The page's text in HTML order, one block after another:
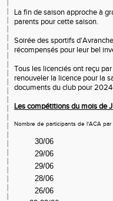
La fin de saison approche à
parents pour cette saison.
Soirée des sportifs
récompensés pour leur bel
Tous les licenciés ont reçu
renouveler la licence pour la
documents du club pour
Les compétitions du mois de
Nombre de participants de l'ACA
30/06
29/06
29/06
28/06
26/06